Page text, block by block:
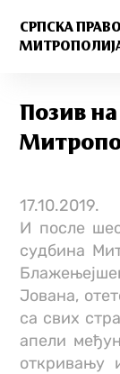
СРПСКА
Позив
17.10.2019.
И после
судбина
Јована,
са свих
апели
откривању